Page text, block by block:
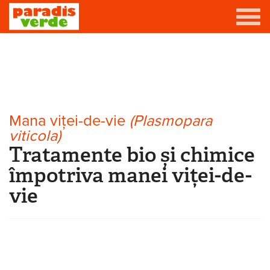
Casă
Producători de vin
Promovează afacerea ta
Mana viței-de-vie (Plasmopara
viticola)
Tratamente bio și chimice
împotriva manei viței-de-
vie